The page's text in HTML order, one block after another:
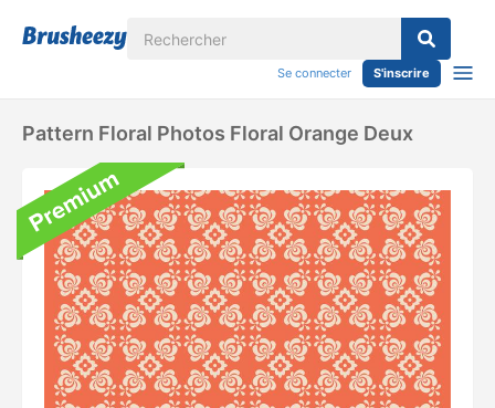
Se connecter S'inscrire
Pattern Floral Photos Floral Orange Deux